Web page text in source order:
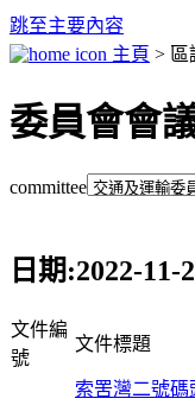
跳至主要內容
主頁 > 區
委員會會
committee
日期:2022-
文件編
號
文件標題
索罟灣二號